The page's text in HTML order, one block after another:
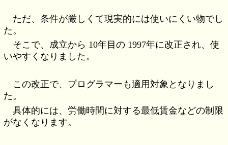
ただ、条件が厳しくて現実的には使いにくい物でし
た。
そこで、成立から 10年目の 1997年に改正され、使
いやすくなりました。
この改正で、プログラマーも適用対象となりまし
た。
具体的には、労働時間に対する最低賃金などの制限
がなくなります。